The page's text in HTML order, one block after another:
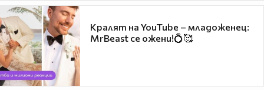
Кралят на YouTube – младоженец:
MrBeast се ожени!💍🥰